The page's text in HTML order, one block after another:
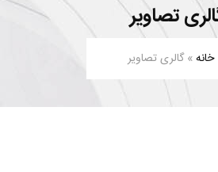
تصاویر
خانه»گالری تصاویر